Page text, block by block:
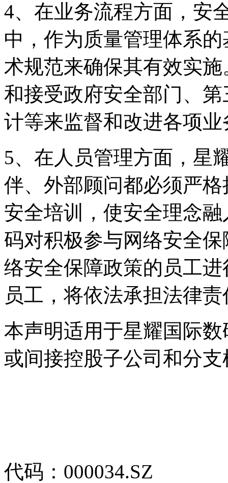
4、在业务流程方面
中，作为质量管理体系
术规范来确保其有效实
和接受政府安全部门
计等来监督和改进各项
5、在人员管理方面
伴、外部顾问都必须严
安全培训，使安全理
码对积极参与网络安全保
络安全保障政策的员工进
员工，将依法承担法律
本声明适用于星耀国际
或间接控股子公司和分支
代码：000034.SZ